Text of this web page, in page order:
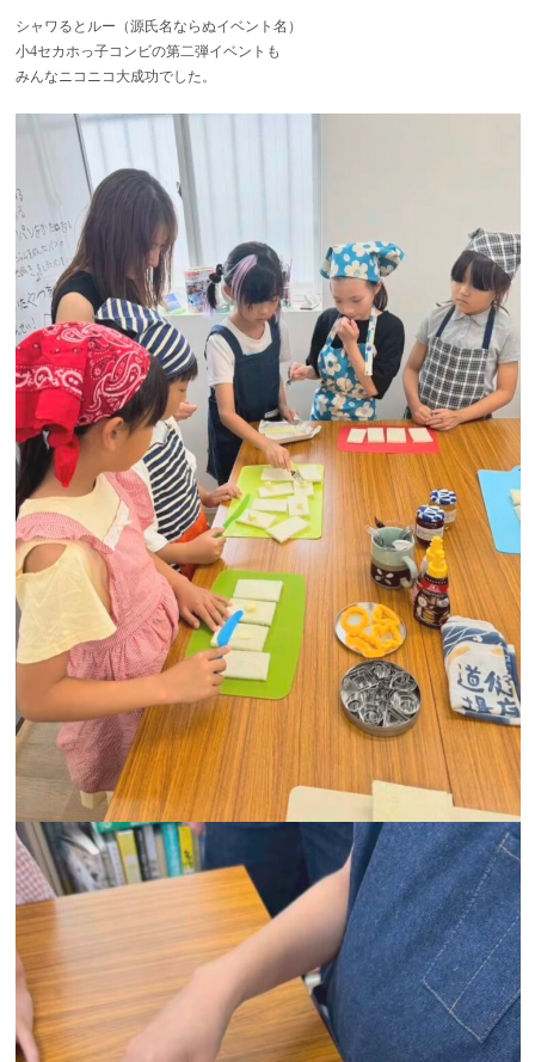
シャワるとルー（源氏名ならぬイベント名）
小4セカホっ子コンビの第二弾イベントも
みんなニコニコ大成功でした。